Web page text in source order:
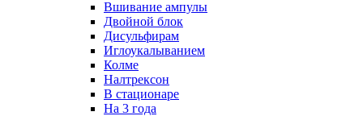
Вшивание ампулы
Двойной блок
Дисульфирам
Иглоукалыванием
Колме
Налтрексон
В стационаре
На 3 года